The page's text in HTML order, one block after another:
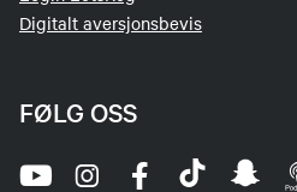
Digitalt aversjonsbevis
FØLG OSS